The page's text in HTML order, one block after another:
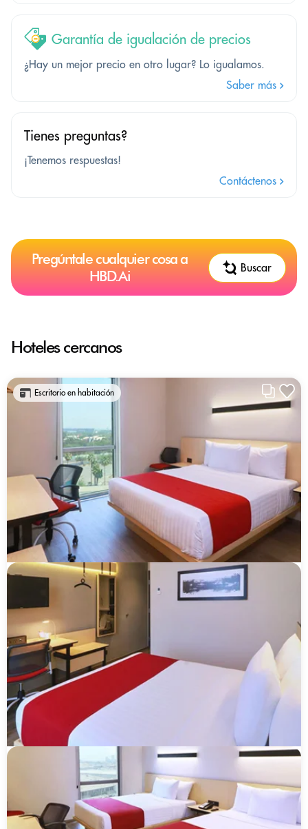
Garantía de igualación de precios
¿Hay un mejor precio en otro lugar? Lo igualamos.
Saber más
Tienes preguntas?
¡Tenemos respuestas!
Contáctenos
Pregúntale cualquier cosa a
HBD.Ai
Buscar
Hoteles cercanos
Escritorio en habitación